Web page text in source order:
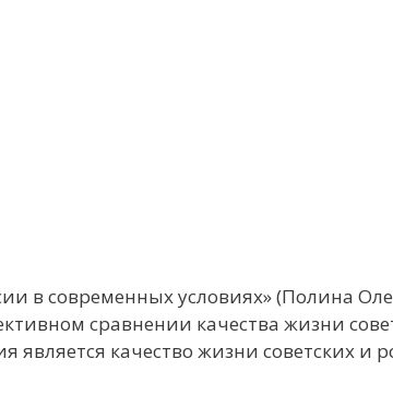
в современных условиях» (Полина
сравнении качества жизни
качество жизни советских и